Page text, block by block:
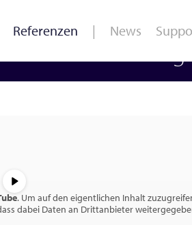
Referenzen News
. Um auf den eigentlichen Inhalt
dabei Daten an Drittanbieter